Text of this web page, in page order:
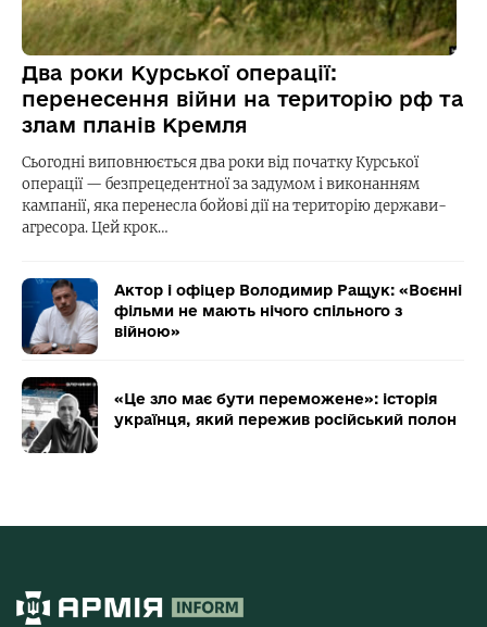
Два роки Курської операції:
перенесення війни на територію рф та
злам планів Кремля
Сьогодні виповнюється два роки від початку Курської
операції — безпрецедентної за задумом і виконанням
кампанії, яка перенесла бойові дії на територію держави-
агресора. Цей крок…
Актор і офіцер Володимир Ращук: «Воєнні
фільми не мають нічого спільного з
війною»
«Це зло має бути переможене»: історія
українця, який пережив російський полон